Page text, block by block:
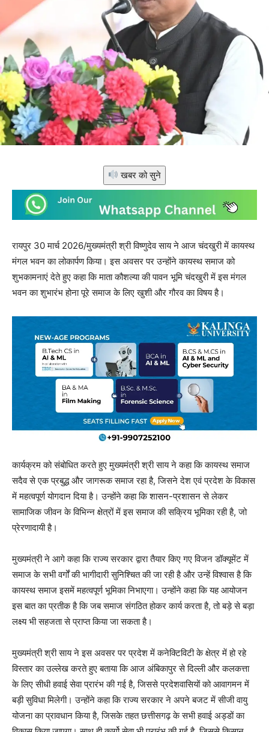
खबर को सुने
रायपुर 30 मार्च 2026/मुख्यमंत्री श्री विष्णुदेव साय ने आज चंदखुरी में कायस्थ
मंगल भवन का लोकार्पण किया। इस अवसर पर उन्होंने कायस्थ समाज को
शुभकामनाएं देते हुए कहा कि माता कौशल्या की पावन भूमि चंदखुरी में इस मंगल
भवन का शुभारंभ होना पूरे समाज के लिए खुशी और गौरव का विषय है।
कार्यक्रम को संबोधित करते हुए मुख्यमंत्री श्री साय ने कहा कि कायस्थ समाज
सदैव से एक प्रबुद्ध और जागरूक समाज रहा है, जिसने देश एवं प्रदेश के विकास
में महत्वपूर्ण योगदान दिया है। उन्होंने कहा कि शासन-प्रशासन से लेकर
सामाजिक जीवन के विभिन्न क्षेत्रों में इस समाज की सक्रिय भूमिका रही है, जो
प्रेरणादायी है।
मुख्यमंत्री ने आगे कहा कि राज्य सरकार द्वारा तैयार किए गए विजन डॉक्यूमेंट में
समाज के सभी वर्गों की भागीदारी सुनिश्चित की जा रही है और उन्हें विश्वास है कि
कायस्थ समाज इसमें महत्वपूर्ण भूमिका निभाएगा। उन्होंने कहा कि यह आयोजन
इस बात का प्रतीक है कि जब समाज संगठित होकर कार्य करता है, तो बड़े से बड़ा
लक्ष्य भी सहजता से प्राप्त किया जा सकता है।
मुख्यमंत्री श्री साय ने इस अवसर पर प्रदेश में कनेक्टिविटी के क्षेत्र में हो रहे
विस्तार का उल्लेख करते हुए बताया कि आज अंबिकापुर से दिल्ली और कलकत्ता
के लिए सीधी हवाई सेवा प्रारंभ की गई है, जिससे प्रदेशवासियों को आवागमन में
बड़ी सुविधा मिलेगी। उन्होंने कहा कि राज्य सरकार ने अपने बजट में सीजी वायु
योजना का प्रावधान किया है, जिसके तहत छत्तीसगढ़ के सभी हवाई अड्डों का